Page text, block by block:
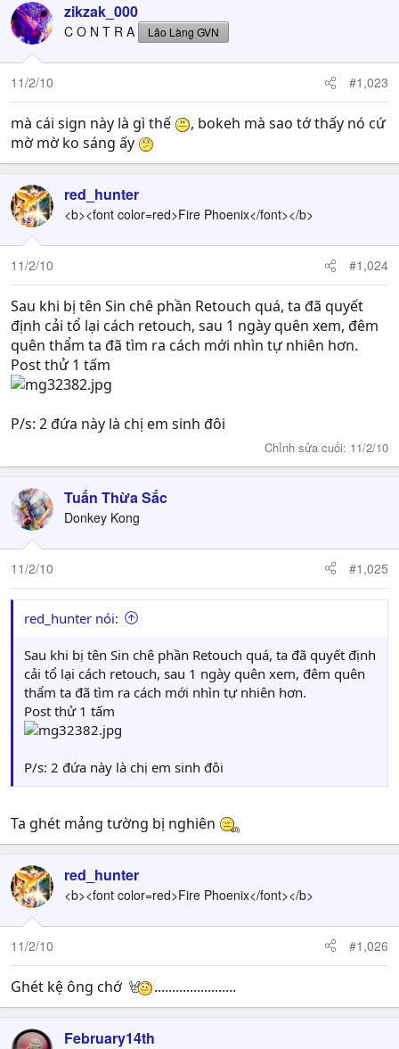
zikzak_000
C O N T R A Lão Làng GVN
11/2/10 #1,023
mà cái sign này là gì thế
, bokeh mà sao tớ thấy nó cứ
mờ mờ ko sáng ấy
red_hunter
<b><font color=red>Fire Phoenix</font></b>
11/2/10 #1,024
Sau khi bị tên Sin chê phần Retouch quá, ta đã quyết
định cải tổ lại cách retouch, sau 1 ngày quên xem, đêm
quên thẩm ta đã tìm ra cách mới nhìn tự nhiên hơn.
Post thử 1 tấm
P/s: 2 đứa này là chị em sinh đôi
Chỉnh sửa cuối: 11/2/10
Tuấn Thừa Sắc
Donkey Kong
11/2/10 #1,025
red_hunter nói:
Sau khi bị tên Sin chê phần Retouch quá, ta đã quyết định
cải tổ lại cách retouch, sau 1 ngày quên xem, đêm quên
thẩm ta đã tìm ra cách mới nhìn tự nhiên hơn.
Post thử 1 tấm
P/s: 2 đứa này là chị em sinh đôi
Ta ghét mảng tường bị nghiên
red_hunter
<b><font color=red>Fire Phoenix</font></b>
11/2/10 #1,026
Ghét kệ ông chớ .......................
February14th